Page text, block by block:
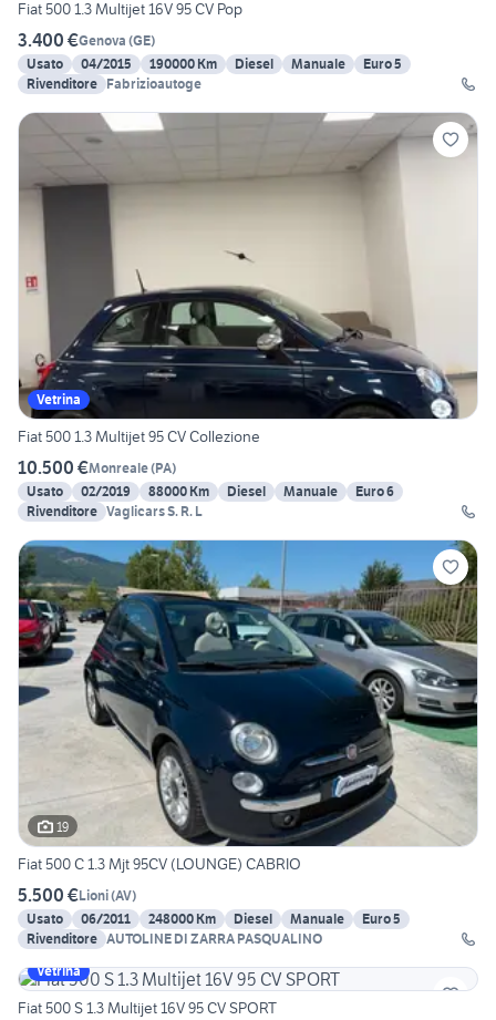
Fiat 500 1.3 Multijet 16V 95 CV Pop
3.400 €Genova (GE)
Usato
04/2015 190000 Km Diesel Manuale
Euro 5
Rivenditore Fabrizioautoge
Vetrina
Fiat 500 1.3 Multijet 95 CV Collezione
10.500 €Monreale(PA)
Usato
02/2019 88000 Km Diesel Manuale
Euro 6
Rivenditore Vaglicars S. R. L
19
Fiat 500 C 1.3 Mjt 95CV (LOUNGE) CABRIO
5.500 €Lioni(AV)
Usato
06/2011 248000 Km Diesel Manuale
Euro 5
Rivenditore AUTOLINE DI ZARRA PASQUALINO
Vetrina
Fiat 500 S 1.3 Multijet 16V 95 CV SPORT